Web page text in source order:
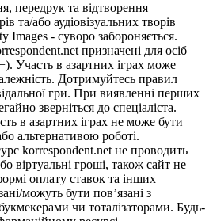
передрук та відтворення
та/або аудіовізуальних творів
Images - суворо забороняється.
призначені для осіб
Участь в азартних іграх може
Дотримуйтесь правил
гри. При виявленні перших
зверніться до спеціаліста.
в азартних іграх не може бути
альтернативою роботі.
korrespondent.net не проводить
віртуальні гроші, також сайт не
оплату ставок та інших
можуть бути пов’язані з
чи тоталізаторами. Будь-